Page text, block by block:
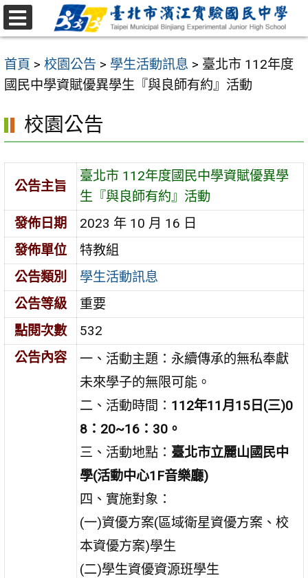
跳
至
要
內
區
首頁 > 校園公告 > 學生活動訊息 > 臺北市 112年度
國民中學資賦優異學生『與良師有約』活動
校園公告
公告主旨
臺北市 112年度國民中學資賦優異學
生『與良師有約』活動
發佈日期
2023 年 10 月 16 日
發佈單位
特教組
公告類別
學生活動訊息
公告等級
重要
點閱次數
532
公告內容
一、活動主題：永續傳承的無私奉獻
未來學子的無限可能。
二、活動時間： 112年11月15日(三)0
8：20~16：30。
三、活動地點： 臺北市立麗山國民中
學(活動中心1F音樂廳)
四、實施對象：
(一)資優方案(區域衛星資優方案、校
本資優方案)學生
(二)學生資優資源班學生
選
單